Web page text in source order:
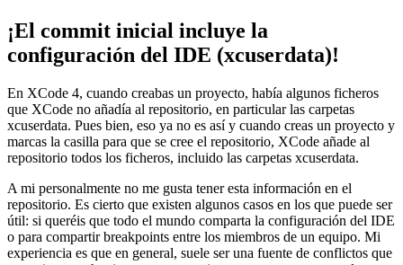
¡El commit inicial incluye la
configuración del IDE (xcuserdata)!
En XCode 4, cuando creabas un proyecto, había algunos ficheros
que XCode no añadía al repositorio, en particular las carpetas
xcuserdata. Pues bien, eso ya no es así y cuando creas un proyecto y
marcas la casilla para que se cree el repositorio, XCode añade al
repositorio todos los ficheros, incluido las carpetas xcuserdata.
A mi personalmente no me gusta tener esta información en el
repositorio. Es cierto que existen algunos casos en los que puede ser
útil: si queréis que todo el mundo comparta la configuración del IDE
o para compartir breakpoints entre los miembros de un equipo. Mi
experiencia es que en general, suele ser una fuente de conflictos que